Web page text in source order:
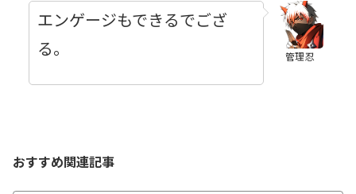
管理忍
エンゲージもできるでござ
る。
おすすめ関連記事